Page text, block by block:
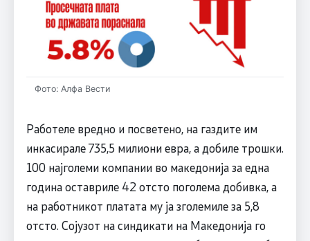
Фото: Алфа Вести
Работеле вредно и посветено, на газдите им
инкасирале 735,5 милиони евра, а добиле трошки.
100 најголеми компании во македонија за една
година оставриле 42 отсто поголема добивка, а
на работникот платата му ја зголемиле за 5,8
отсто. Сојузот на синдикати на Македонија го